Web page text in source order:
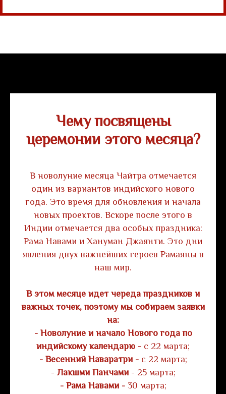
Чему посвящены
церемонии этого месяца?
В новолуние месяца Чайтра отмечается
один из вариантов индийского нового
года. Это время для обновления и начала
новых проектов. Вскоре после этого в
Индии отмечается два особых праздника:
Рама Навами и Хануман Джаянти. Это дни
явления двух важнейших героев Рамаяны в
наш мир.
В этом месяце идет череда праздников и
важных точек, поэтому мы собираем заявки
на:
- Новолуние и начало Нового года по
индийскому календарю - с 22 марта;
- Весенний Наваратри - с 22 марта;
- Лакшми Панчами- 25 марта;
- Рама Навами - 30 марта;